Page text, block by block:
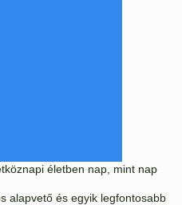
életben nap, mint nap
alapvető és egyik legfontosabb